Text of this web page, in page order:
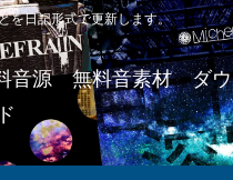
を日記形式で更新します。
音源 無料音素材 ダウ